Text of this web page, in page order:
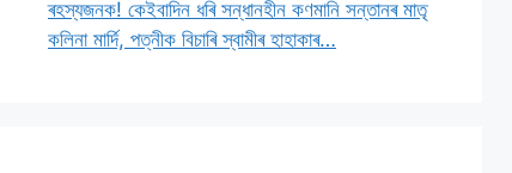
ৰহস্যজনক! কেইবাদিন ধৰি সন্ধানহীন কণমানি সন্তানৰ মাতৃ
কলিনা মাৰ্দি, পত্নীক বিচাৰি স্বামীৰ হাহাকাৰ…